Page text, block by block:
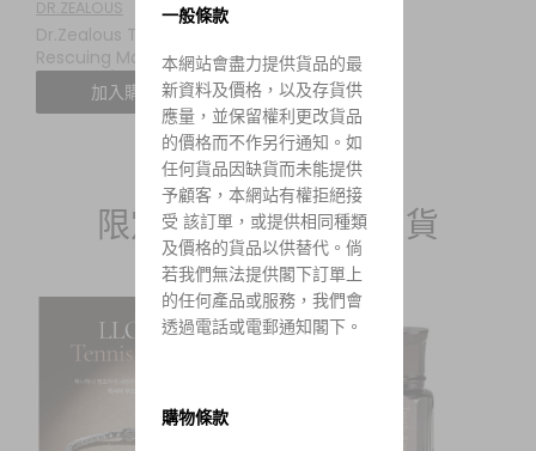
DR.ZEALOUS
Dr.Zealous Trouble Skin
Rescuing Mask (一盒5
塊，$140/2盒)
加入購物車
限定韓國連線 14/7到貨
一般條款
本網站會盡力提供貨品的最
新資料及價格，以及存貨供
應量，並保留權利更改貨品
的價格而不作另行通知。如
任何貨品因缺貨而未能提供
予顧客，本網站有權拒絕接
受 該訂單，或提供相同種類
及價格的貨品以供替代。倘
若我們無法提供閣下訂單上
的任何產品或服務，我們會
透過電話或電郵通知閣下。
購物條款